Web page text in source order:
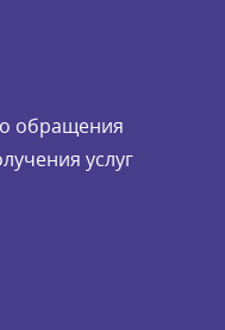
обращения
услуг